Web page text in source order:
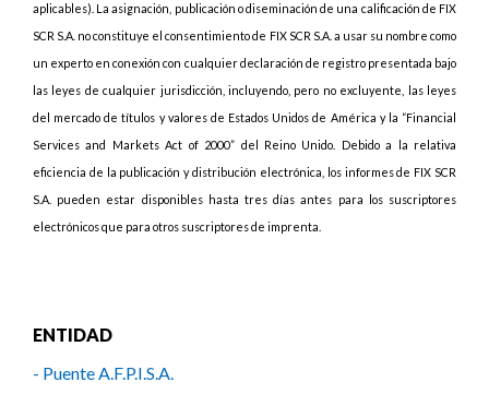
aplicables). La asignación, publicación o diseminación de una calificación de FIX
SCR S.A. no constituye el consentimiento de FIX SCR S.A. a usar su nombre como
un experto en conexión con cualquier declaración de registro presentada bajo
las leyes de cualquier jurisdicción, incluyendo, pero no excluyente, las leyes
del mercado de títulos y valores de Estados Unidos de América y la “Financial
Services and Markets Act of 2000” del Reino Unido. Debido a la relativa
eficiencia de la publicación y distribución electrónica, los informes de FIX SCR
S.A. pueden estar disponibles hasta tres días antes para los suscriptores
electrónicos que para otros suscriptores de imprenta.
ENTIDAD
- Puente A.F.P.I.S.A.